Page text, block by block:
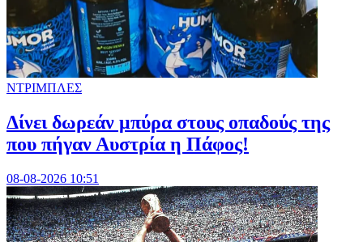
ΝΤΡΙΜΠΛΕΣ
Δίνει δωρεάν μπύρα στους οπαδούς της
που πήγαν Αυστρία η Πάφος!
08-08-2026 10:51